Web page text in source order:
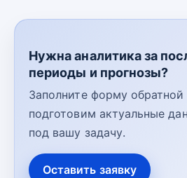
Нужна аналитика за
периоды и прогнозы?
Заполните форму
подготовим актуальные
под вашу задачу.
Оставить заявку